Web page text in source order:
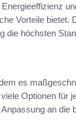
Vorteile bietet.
die höchsten
es
Optionen für
an die